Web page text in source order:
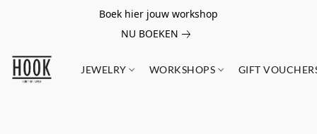
Boek hier jouw workshop
NU BOEKEN
JEWELRY WORKSHOPS GIFT